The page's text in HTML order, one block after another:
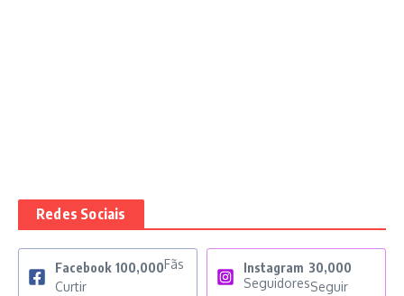
Redes Sociais
Facebook 100,000Fãs
Curtir
Instagram 30,000
SeguidoresSeguir